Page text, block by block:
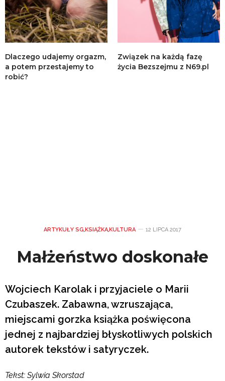
Dlaczego udajemy orgazm,
a potem przestajemy to
robić?
Związek na każdą fazę
życia Bezszejmu z N69.pl
ARTYKUŁY SG,KSIĄŻKA,KULTURA 12 LIPCA 2017
Małżeństwo doskonałe
Wojciech Karolak i przyjaciele o Marii
Czubaszek. Zabawna, wzruszająca,
miejscami gorzka książka poświęcona
jednej z najbardziej błyskotliwych polskich
autorek tekstów i satyryczek.
Tekst: Sylwia Skorstad